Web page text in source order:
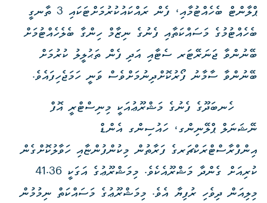
ޕްލާންޓް ބެހެއްޓުމާއި، ފެން ރައްކައުކުރުމަށްޓަކައި 3 ތާނގީ
ބެހެއްޓުމުގެ މަސައްކަތާއި ފެނުގެ ނިޒާމް ހިންގާ ބެލެހެއްޓުމަށް
ބޭނުންވާ ޖަނަރޭޓަރ ސެޓާއި އަދި ފެން ތަޙުލީލު ކުރުމަށް
ބޭނުންވާ ސާމާނު ފޯރުކޮށްދިނުމަށްވެސް ވަނީ ހަމަޖެހިފައެވެ.
ހެނބަދޫގެ ފެނުގެ މަޝްރޫޢުއަކީ މިނިސްޓްރީ އޮފް
ނޭޝަނަލް ޕްލޭނިންގ، ހައުސިންގ އެންޑް
އިންފްރާސްޓްރަކްޗަރގެ ފަރާތުން މިކުންފުންޏާއި ހަވާލުކޮށްގެން
ކުރިއަށް ގެންދާ މަޝްރޫއެކެވެ. މިމަޝްރޫޢުގެ އަގަކީ 41.36
މިލިއަން ދިވެހި ރުފިޔާ އެވެ. މިމަޝްރޫޢުގެ މަސައްކަތް ނިމުމުން